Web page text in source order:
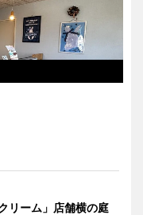
リーム」店舗横の庭